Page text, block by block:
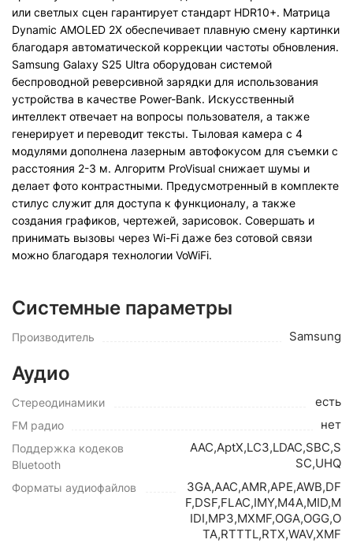
или светлых сцен гарантирует стандарт HDR10+. Матрица
Dynamic AMOLED 2X обеспечивает плавную смену картинки
благодаря автоматической коррекции частоты обновления.
Samsung Galaxy S25 Ultra оборудован системой
беспроводной реверсивной зарядки для использования
устройства в качестве Power-Bank. Искусственный
интеллект отвечает на вопросы пользователя, а также
генерирует и переводит тексты. Тыловая камера с 4
модулями дополнена лазерным автофокусом для съемки с
расстояния 2-3 м. Алгоритм ProVisual снижает шумы и
делает фото контрастными. Предусмотренный в комплекте
стилус служит для доступа к функционалу, а также
создания графиков, чертежей, зарисовок. Совершать и
принимать вызовы через Wi-Fi даже без сотовой связи
можно благодаря технологии VoWiFi.
Системные параметры
Производитель Samsung
Аудио
Стереодинамики есть
FM радио нет
Поддержка кодеков
Bluetooth
AAC,AptX,LC3,LDAC,SBC,S
SC,UHQ
Форматы аудиофайлов
3GA,AAC,AMR,APE,AWB,DF
F,DSF,FLAC,IMY,M4A,MID,M
IDI,MP3,MXMF,OGA,OGG,O
TA,RTTTL,RTX,WAV,XMF